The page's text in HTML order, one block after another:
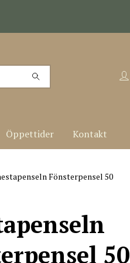
Öppettider Kontakt
Fönsterpensel 50
50